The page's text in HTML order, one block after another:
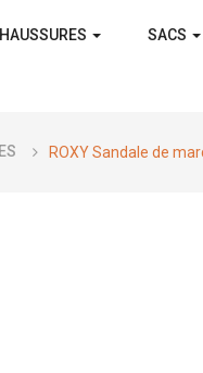
SACS
ROXY Sandale de